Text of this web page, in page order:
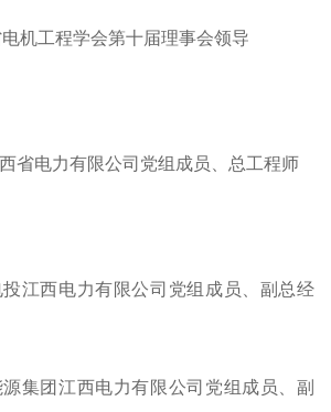
机工程学会第十届理事会领导
省电力有限公司党组成员、总工程师
江西电力有限公司党组成员、副总经
集团江西电力有限公司党组成员
、副